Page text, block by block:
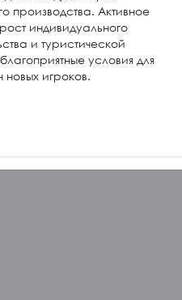
производства. Активное
индивидуального
и туристической
условия для
новых игроков.